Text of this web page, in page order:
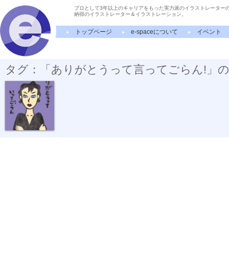
プロとして3年以上のキャリアをもった実力派のイラストレーター
納得のイラストレーター＆イラストレーション。
トップページ e-spaceについて イベント
タグ：「ありがとうって言ってごらん!」
ありがとうっ...